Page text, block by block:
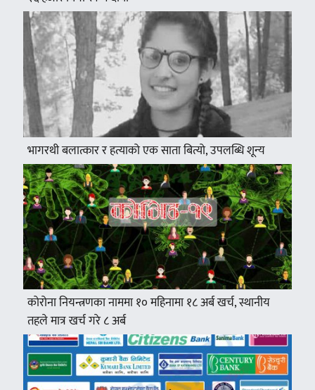
भागरथी बलात्कार र हत्याको एक साता बित्यो, उपलब्धि शून्य
कोरोना नियन्त्रणका नाममा १० महिनामा १८ अर्ब खर्च, स्थानीय
तहले मात्र खर्च गरे ८ अर्ब